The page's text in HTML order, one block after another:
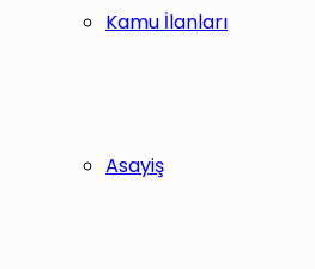
Kamu İlanları
Asayiş